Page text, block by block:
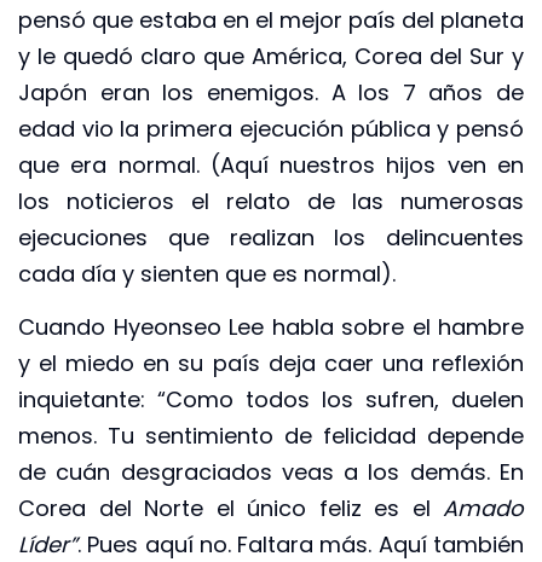
pensó que estaba en el mejor país del planeta
y le quedó claro que América, Corea del Sur y
Japón eran los enemigos. A los 7 años de
edad vio la primera ejecución pública y pensó
que era normal. (Aquí nuestros hijos ven en
los noticieros el relato de las numerosas
ejecuciones que realizan los delincuentes
cada día y sienten que es normal).
Cuando Hyeonseo Lee habla sobre el hambre
y el miedo en su país deja caer una reflexión
inquietante: “Como todos los sufren, duelen
menos. Tu sentimiento de felicidad depende
de cuán desgraciados veas a los demás. En
Corea del Norte el único feliz es el Amado
Líder”. Pues aquí no. Faltara más. Aquí también